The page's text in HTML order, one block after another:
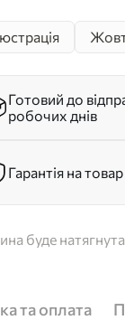
Готовий до
робочих днів
Гарантія на товар
буде
та оплата